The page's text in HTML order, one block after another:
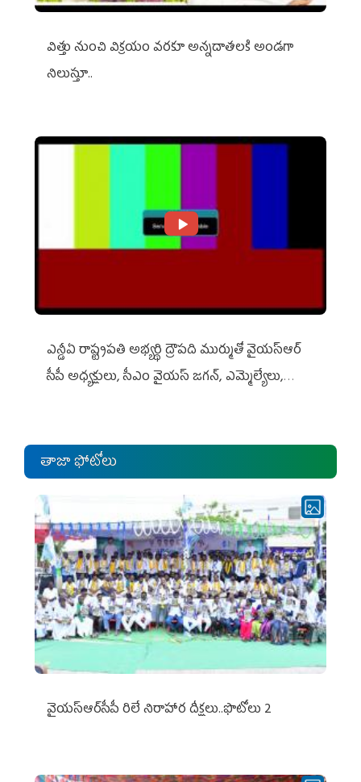
విత్తు నుంచి విక్రయం వరకూ అన్నదాతలకి అండగా
నిలుస్తూ..
ఎన్డీఏ రాష్ట్ర‌ప‌తి అభ్య‌ర్థి ద్రౌప‌ది ముర్ముతో వైయ‌స్ఆర్
సీపీ అధ్య‌క్షులు, సీఎం వైయ‌స్ జ‌గ‌న్, ఎమ్మెల్యేలు,
తాజా ఫోటోలు
వైయ‌స్ఆర్‌సీపీ రిలే నిరాహార దీక్షలు..ఫొటోలు 2